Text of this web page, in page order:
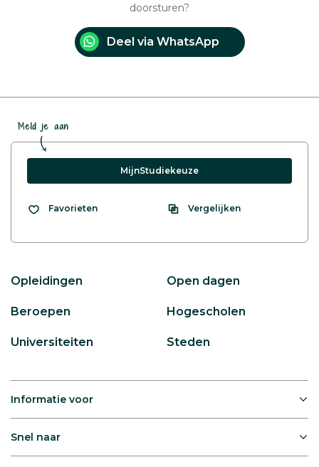
doorsturen?
Deel via WhatsApp
Meld je aan
MijnStudiekeuze
Favorieten Vergelijken
Opleidingen Open dagen
Beroepen Hogescholen
Universiteiten Steden
Informatie voor
Snel naar